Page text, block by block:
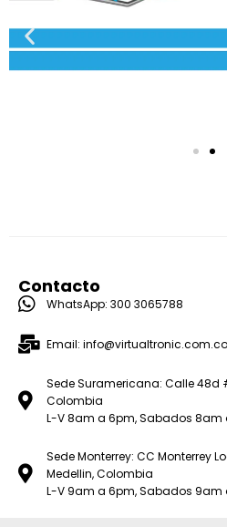
Contacto
WhatsApp: 300 3065788
Email: info@virtualtronic.com.co
Sede Suramericana: Calle 48d
Colombia
L-V 8am a 6pm, Sabados 8am
Sede Monterrey: CC Monterrey
Medellin, Colombia
L-V 9am a 6pm, Sabados 9am